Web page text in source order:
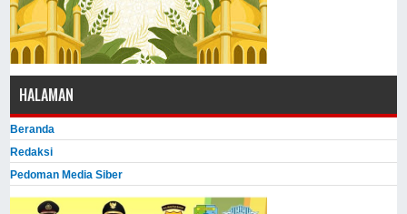
HALAMAN
Beranda
Redaksi
Pedoman Media Siber